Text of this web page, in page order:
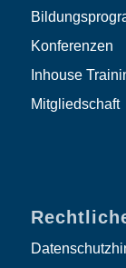
Konferenzen
Inhouse
Mitgliedschaft